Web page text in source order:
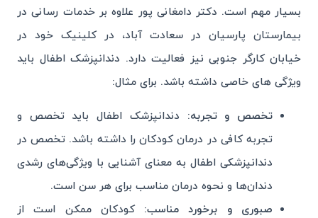
بسیار مهم است. دکتر دامغانی پور علاوه بر خدمات رسانی در
بیمارستان پارسیان در سعادت آباد، در کلینیک خود در
خیابان کارگر جنوبی نیز فعالیت دارد. دندانپزشک اطفال باید
ویژگی های خاصی داشته باشد. برای مثال:
تخصص و تجربه: دندانپزشک اطفال باید تخصص و
تجربه کافی در درمان کودکان را داشته باشد. تخصص در
دندانپزشکی اطفال به معنای آشنایی با ویژگی‌های رشدی
دندان‌ها و نحوه درمان مناسب برای هر سن است.
صبوری و برخورد مناسب: کودکان ممکن است از